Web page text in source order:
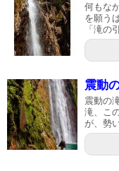
何もな
を願う
「滝の
震動
震動の
滝、こ
が、勢